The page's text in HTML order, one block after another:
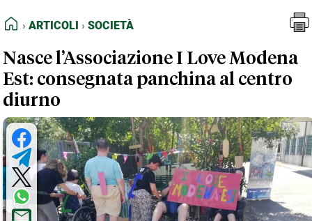
FEED RSS
NORMATIVE DEONTOLOGICHE
TERMINI e CONDIZIONI
HOME
ARTICOLI SOCIETÀ
Nasce l’Associazione I Love Modena
Est: consegnata panchina al centro
diurno